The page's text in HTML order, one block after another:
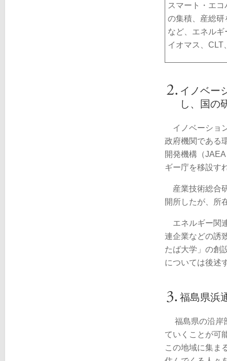
スマート・エ
の集積、産総
など、エネル
イオマス、CLT
イノベー
し、国の
イノベーショ
政府機関である
開発機構（
ギー庁を移設す
産業技術総合
開所したが、所
エネルギー関
連企業などの誘
たば大学」の創
については後述
福島県浜
福島県の沿岸
ていくことが可
この地域に集ま